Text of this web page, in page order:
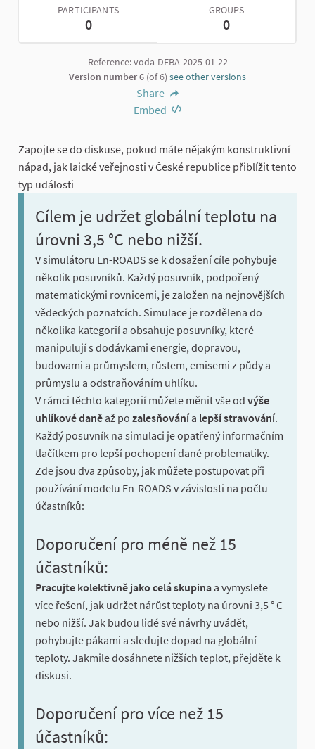
PARTICIPANTS
0
GROUPS
0
Reference: voda-DEBA-2025-01-22
Version number 6 (of 6) see other versions
Share
Embed
Zapojte se do diskuse, pokud máte nějakým konstruktivní
nápad, jak laické veřejnosti v České republice přiblížit tento
typ události
Cílem je udržet globální teplotu na
úrovni 3,5 °C nebo nižší.
V simulátoru En-ROADS se k dosažení cíle pohybuje
několik posuvníků. Každý posuvník, podpořený
matematickými rovnicemi, je založen na nejnovějších
vědeckých poznatcích. Simulace je rozdělena do
několika kategorií a obsahuje posuvníky, které
manipulují s dodávkami energie, dopravou,
budovami a průmyslem, růstem, emisemi z půdy a
průmyslu a odstraňováním uhlíku.
V rámci těchto kategorií můžete měnit vše od výše
uhlíkové daně až po zalesňovánía lepší stravování.
Každý posuvník na simulaci je opatřený informačním
tlačítkem pro lepší pochopení dané problematiky.
Zde jsou dva způsoby, jak můžete postupovat při
používání modelu En-ROADS v závislosti na počtu
účastníků:
Doporučení pro méně než 15
účastníků:
Pracujte kolektivně jako celá skupina a vymyslete
více řešení, jak udržet nárůst teploty na úrovni 3,5 ° C
nebo nižší. Jak budou lidé své návrhy uvádět,
pohybujte pákami a sledujte dopad na globální
teploty. Jakmile dosáhnete nižších teplot, přejděte k
diskusi.
Doporučení pro více než 15
účastníků: